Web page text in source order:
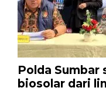
Polda Sumbar
biosolar dari